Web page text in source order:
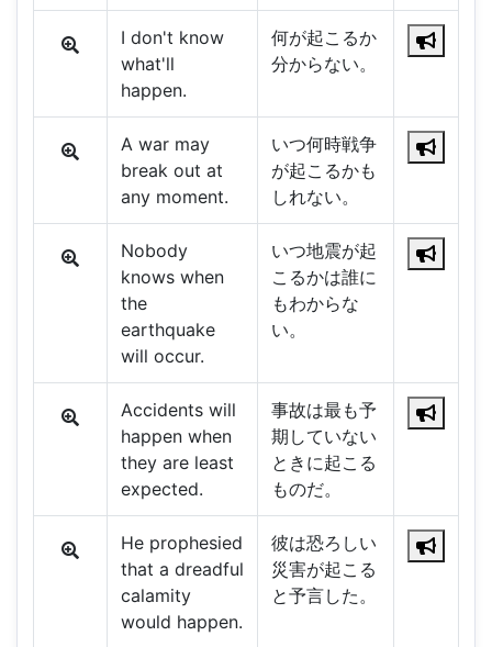
I don't know
what'll
happen.
何が起こるか
分からない。
A war may
break out at
any moment.
いつ何時戦争
が起こるかも
しれない。
Nobody
knows when
the
earthquake
will occur.
いつ地震が起
こるかは誰に
もわからな
い。
Accidents will
happen when
they are least
expected.
事故は最も予
期していない
ときに起こる
ものだ。
He prophesied
that a dreadful
calamity
would happen.
彼は恐ろしい
災害が起こる
と予言した。